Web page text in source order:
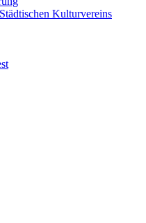
Kulturvereins